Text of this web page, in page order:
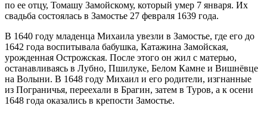
по ее отцу, Томашу Замойскому, который умер 7 января. Их
свадьба состоялась в Замостье 27 февраля 1639 года.
В 1640 году младенца Михаила увезли в Замостье, где его до
1642 года воспитывала бабушка, Катажина Замойская,
урожденная Острожская. После этого он жил с матерью,
останавливаясь в Лубно, Пшилуке, Белом Камне и Вишнёвце
на Волыни. В 1648 году Михаил и его родители, изгнанные
из Пограничья, переехали в Брагин, затем в Туров, а к осени
1648 года оказались в крепости Замостье.